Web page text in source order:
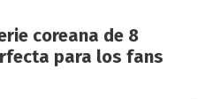
coreana de 8
para los fans